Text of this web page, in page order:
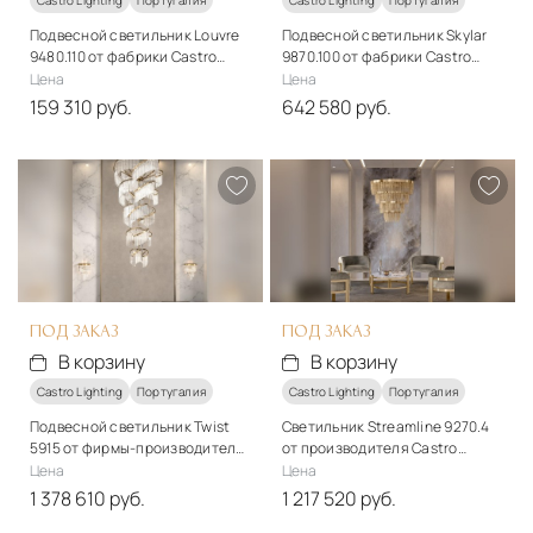
Подвесной светильник Louvre
9480.110 от фабрики Castro
Lighting
Цена
159 310 руб.
арт-деко
Материалы
Металл
Подробнее
В корзину
Подвесной светильник Skylar
9870.100 от фабрики Castro
Lighting
Цена
642 580 руб.
арт-деко
Материалы
Металл, стекло
Подробнее
В корзину
ПОД ЗАКАЗ
В корзину
Castro Lighting Португалия
Подвесной светильник Twist
5915 от фирмы-производителя
Castro Lighting
Цена
1 378 610 руб.
ПОД ЗАКАЗ
В корзину
Castro Lighting Португалия
Светильник Streamline 9270.4
от производителя Castro
Lighting
Цена
1 217 520 руб.